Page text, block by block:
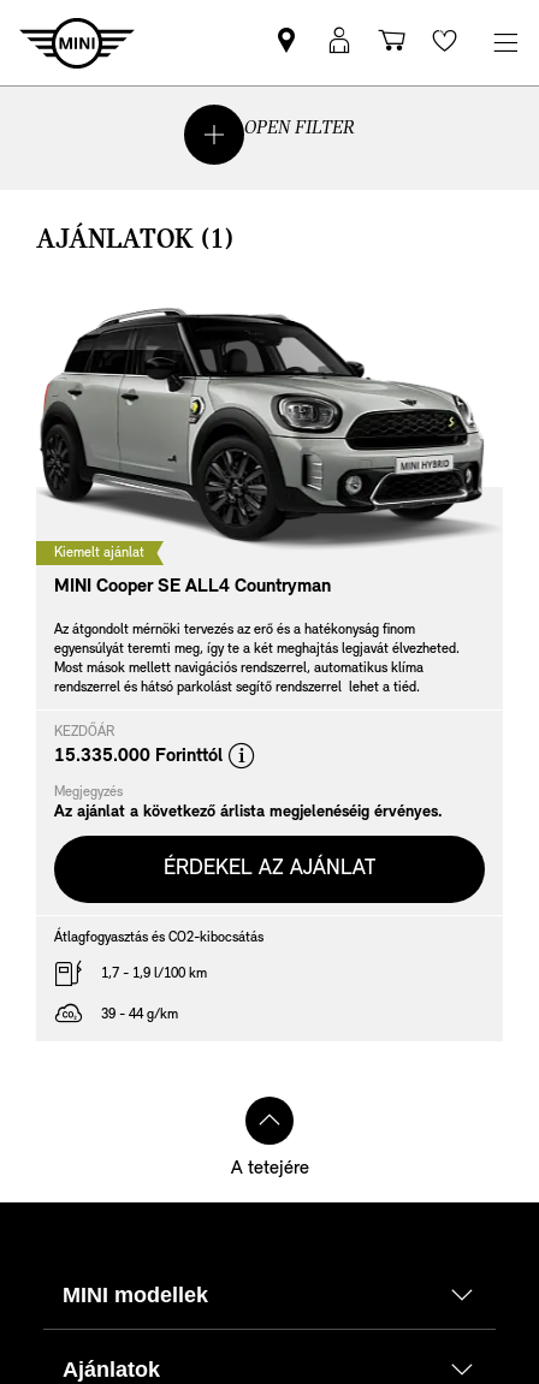
MINI-
partner
MyMINI
belépés
Wishlist
OPEN FILTER
AJÁNLATOK (1)
Kiemelt ajánlat
MINI Cooper SE ALL4 Countryman
Az átgondolt mérnöki tervezés az erő és a hatékonyság finom
egyensúlyát teremti meg, így te a két meghajtás legjavát élvezheted.
Most mások mellett navigációs rendszerrel, automatikus klíma
rendszerrel és hátsó parkolást segítő rendszerrel lehet a tiéd.
KEZDŐÁR
15.335.000 Forinttól
s
c
l
a
i
Megjegyzés
Az ajánlat a következő árlista megjelenéséig érvényes.
ÉRDEKEL AZ AJÁNLAT
Átlagfogyasztás és CO2-kibocsátás
1,7 - 1,9 l/100 km
39 - 44 g/km
A tetejére
MINI modellek
Ajánlatok